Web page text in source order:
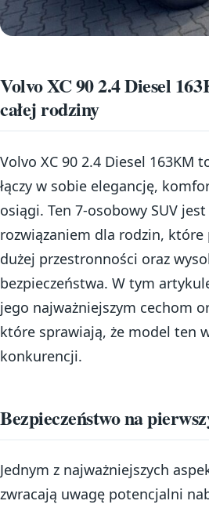
Volvo XC 90 2.4 Diesel
całej rodziny
Volvo XC 90 2.4 Diesel 163KM
łączy w sobie elegancję,
osiągi. Ten 7-osobowy SUV
rozwiązaniem dla rodzin,
dużej przestronności oraz
bezpieczeństwa. W tym
jego najważniejszym cechom
które sprawiają, że model ten
konkurencji.
Bezpieczeństwo na
Jednym z najważniejszych
zwracają uwagę potencjalni